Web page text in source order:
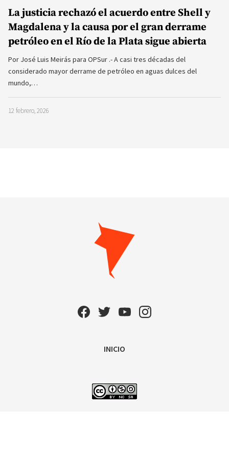
La justicia rechazó el acuerdo entre Shell y
Magdalena y la causa por el gran derrame
petróleo en el Río de la Plata sigue abierta
Por José Luis Meirás para OPSur .- A casi tres décadas del
considerado mayor derrame de petróleo en aguas dulces del
mundo,…
12 febrero, 2026
INICIO